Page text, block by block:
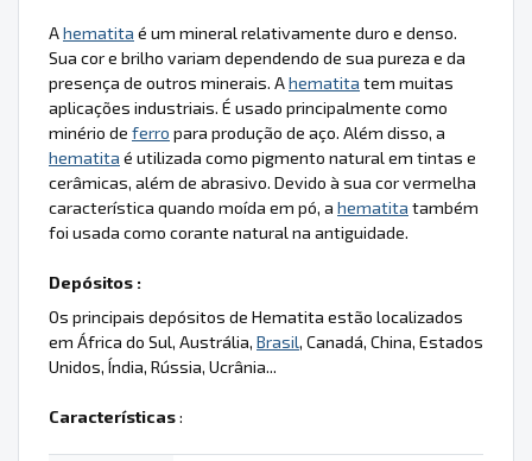
Ahematita é um mineral relativamente duro e denso.
Sua cor e brilho variam dependendo de sua pureza e da
presença de outros minerais. Ahematita tem muitas
aplicações industriais. É usado principalmente como
minério de ferro para produção de aço. Além disso, a
hematita é utilizada como pigmento natural em tintas e
cerâmicas, além de abrasivo. Devido à sua cor vermelha
característica quando moída em pó, a hematita também
foi usada como corante natural na antiguidade.
Depósitos :
Os principais depósitos de Hematita estão localizados
em África do Sul, Austrália, Brasil, Canadá, China, Estados
Unidos, Índia, Rússia, Ucrânia...
Características: